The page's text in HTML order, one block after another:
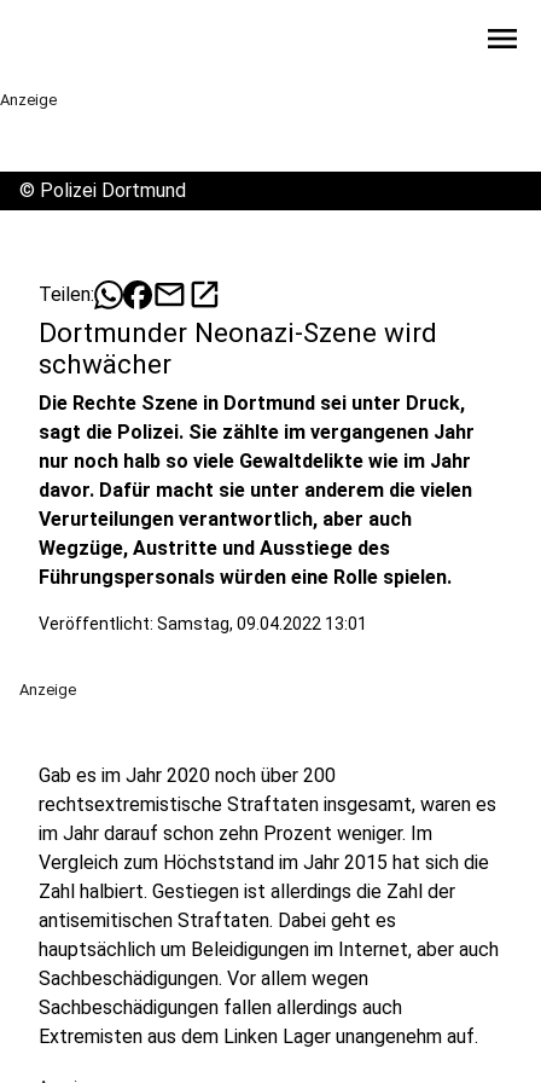
menu
Anzeige
© Polizei Dortmund
Teilen: mailopen_in_new
Dortmunder Neonazi-Szene wird
schwächer
Die Rechte Szene in Dortmund sei unter Druck,
sagt die Polizei. Sie zählte im vergangenen Jahr
nur noch halb so viele Gewaltdelikte wie im Jahr
davor. Dafür macht sie unter anderem die vielen
Verurteilungen verantwortlich, aber auch
Wegzüge, Austritte und Ausstiege des
Führungspersonals würden eine Rolle spielen.
Veröffentlicht: Samstag, 09.04.2022 13:01
Anzeige
Gab es im Jahr 2020 noch über 200
rechtsextremistische Straftaten insgesamt, waren es
im Jahr darauf schon zehn Prozent weniger. Im
Vergleich zum Höchststand im Jahr 2015 hat sich die
Zahl halbiert. Gestiegen ist allerdings die Zahl der
antisemitischen Straftaten. Dabei geht es
hauptsächlich um Beleidigungen im Internet, aber auch
Sachbeschädigungen. Vor allem wegen
Sachbeschädigungen fallen allerdings auch
Extremisten aus dem Linken Lager unangenehm auf.